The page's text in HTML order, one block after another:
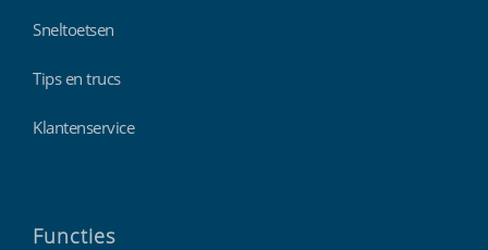
Sneltoetsen
Tips en trucs
Klantenservice
Functies